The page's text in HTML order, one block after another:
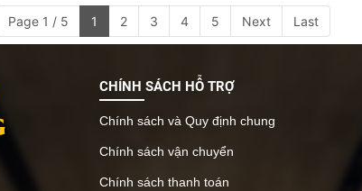
Page 1 / 5 1 2 3 4 5 Next Last
CHÍNH SÁCH HỖ TRỢ
Chính sách và Quy định chung
Chính sách vận chuyển
Chính sách thanh toán